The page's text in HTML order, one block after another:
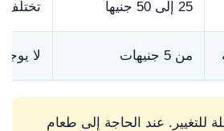
25 إلى 50 جنيهاً تختلف
من 5 جنيهات لا
للتغيير. عند الحاجة إلى طعام